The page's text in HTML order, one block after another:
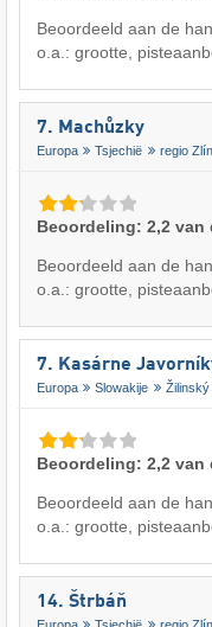
Beoordeeld aan de
o.a.: grootte,
7. Machůzky
Europa Tsjechië regio Zlín
Beoordeling: 2,2 van
Beoordeeld aan de
o.a.: grootte,
7. Kasárne
Europa Slowakije Žilinský
Beoordeling: 2,2 van
Beoordeeld aan de
o.a.: grootte,
14. Štrbáň